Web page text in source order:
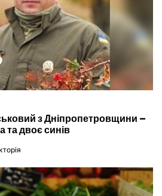
з Дніпропетровщини –
двоє синів